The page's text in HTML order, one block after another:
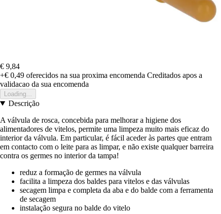
€ 9,84
+€ 0,49 oferecidos na sua proxima encomenda Creditados apos a
validacao da sua encomenda
Loading...
Descrição
A válvula de rosca, concebida para melhorar a higiene dos
alimentadores de vitelos, permite uma limpeza muito mais eficaz do
interior da válvula. Em particular, é fácil aceder às partes que entram
em contacto com o leite para as limpar, e não existe qualquer barreira
contra os germes no interior da tampa!
reduz a formação de germes na válvula
facilita a limpeza dos baldes para vitelos e das válvulas
secagem limpa e completa da aba e do balde com a ferramenta
de secagem
instalação segura no balde do vitelo